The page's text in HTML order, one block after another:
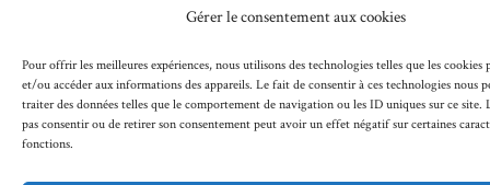
Gérer le consentement aux cookies
Pour offrir les meilleures expériences, nous utilisons des technologies telles que les cookies
et/ou accéder aux informations des appareils. Le fait de consentir à ces technologies nous
traiter des données telles que le comportement de navigation ou les ID uniques sur ce site.
pas consentir ou de retirer son consentement peut avoir un effet négatif sur certaines
fonctions.